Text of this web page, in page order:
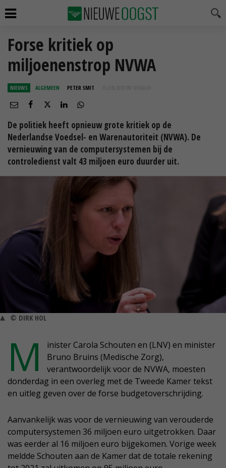
Forse kritiek op
miljoenenstrop NVWA
NIEUWS ALGEMEEN PETER SMIT 15 JUN 2018 OM 10:04
De politiek heeft opnieuw grote kritiek op de
Nederlandse Voedsel- en Warenautoriteit (NVWA). De
vernieuwing van de computersystemen bij de
controledienst valt 43 miljoen euro duurder uit.
© DIRK HOL
M
inister Carola Schouten en (LNV) en minister
Bruno Bruins (Medische Zorg),
verantwoordelijk voor de NVWA, moesten
donderdag in een overleg met de Tweede Kamer tekst
en uitleg geven over de forse budgetoverschrijding.
Aanvankelijk was voor de vernieuwing van verouderde
computersystemen 36 miljoen euro uitgetrokken. Daar
was eerder al 16 miljoen euro bijgekomen. Vorige week
meldde Schouten aan de Kamer dat de totale rekening